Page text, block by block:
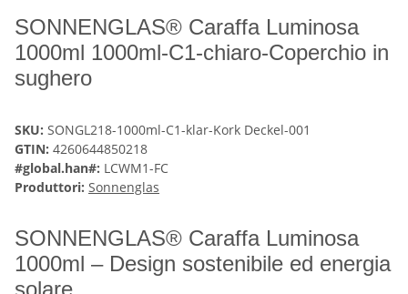
SONNENGLAS® Caraffa Luminosa
1000ml 1000ml-C1-chiaro-Coperchio in
sughero
SKU: SONGL218-1000ml-C1-klar-Kork Deckel-001
GTIN: 4260644850218
#global.han#: LCWM1-FC
Produttori: Sonnenglas
SONNENGLAS® Caraffa Luminosa
1000ml – Design sostenibile ed energia